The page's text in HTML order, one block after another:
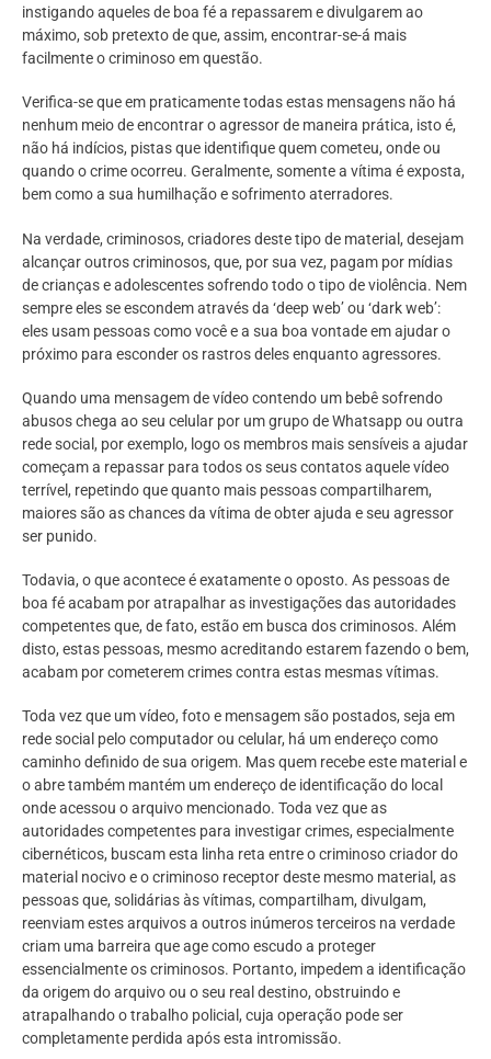
instigando aqueles de boa fé a repassarem e divulgarem ao
máximo, sob pretexto de que, assim, encontrar-se-á mais
facilmente o criminoso em questão.
Verifica-se que em praticamente todas estas mensagens não há
nenhum meio de encontrar o agressor de maneira prática, isto é,
não há indícios, pistas que identifique quem cometeu, onde ou
quando o crime ocorreu. Geralmente, somente a vítima é exposta,
bem como a sua humilhação e sofrimento aterradores.
Na verdade, criminosos, criadores deste tipo de material, desejam
alcançar outros criminosos, que, por sua vez, pagam por mídias
de crianças e adolescentes sofrendo todo o tipo de violência. Nem
sempre eles se escondem através da ‘deep web’ ou ‘dark web’:
eles usam pessoas como você e a sua boa vontade em ajudar o
próximo para esconder os rastros deles enquanto agressores.
Quando uma mensagem de vídeo contendo um bebê sofrendo
abusos chega ao seu celular por um grupo de Whatsapp ou outra
rede social, por exemplo, logo os membros mais sensíveis a ajudar
começam a repassar para todos os seus contatos aquele vídeo
terrível, repetindo que quanto mais pessoas compartilharem,
maiores são as chances da vítima de obter ajuda e seu agressor
ser punido.
Todavia, o que acontece é exatamente o oposto. As pessoas de
boa fé acabam por atrapalhar as investigações das autoridades
competentes que, de fato, estão em busca dos criminosos. Além
disto, estas pessoas, mesmo acreditando estarem fazendo o bem,
acabam por cometerem crimes contra estas mesmas vítimas.
Toda vez que um vídeo, foto e mensagem são postados, seja em
rede social pelo computador ou celular, há um endereço como
caminho definido de sua origem. Mas quem recebe este material e
o abre também mantém um endereço de identificação do local
onde acessou o arquivo mencionado. Toda vez que as
autoridades competentes para investigar crimes, especialmente
cibernéticos, buscam esta linha reta entre o criminoso criador do
material nocivo e o criminoso receptor deste mesmo material, as
pessoas que, solidárias às vítimas, compartilham, divulgam,
reenviam estes arquivos a outros inúmeros terceiros na verdade
criam uma barreira que age como escudo a proteger
essencialmente os criminosos. Portanto, impedem a identificação
da origem do arquivo ou o seu real destino, obstruindo e
atrapalhando o trabalho policial, cuja operação pode ser
completamente perdida após esta intromissão.